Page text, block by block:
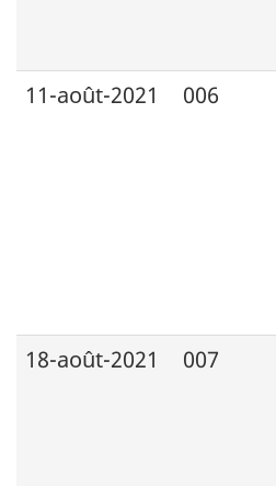
11-août-2021 006
18-août-2021 007